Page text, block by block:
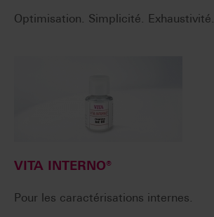
Optimisation. Simplicité. Exhaustivité.
VITA INTERNO®
Pour les caractérisations internes.